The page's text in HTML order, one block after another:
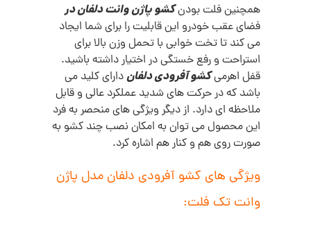
همچنین فلت بودنکشو پاژن وانت دلفان در
فضای عقب خودرو این قابلیت را برای شما ایجاد
می کند تا تخت خوابی با تحمل وزن بالا برای
استراحت و رفع خستگی در اختیار داشته باشید.
قفل اهرمیکشو آفرودی دلفاندارای کلید می
باشد که در حرکت های شدید عملکرد عالی و قابل
ملاحظه ای دارد. از دیگر ویژگی های منحصر به فرد
این محصول می توان به امکان نصب چند کشو به
صورت روی هم و کنار هم اشاره کرد.
ویژگی های کشو آفرودی دلفان مدل پاژن
وانت تک فلت: